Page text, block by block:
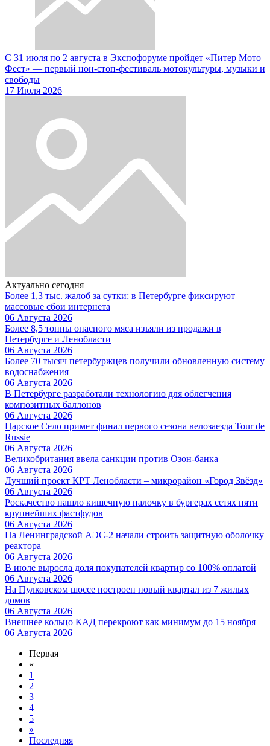
С 31 июля по 2 августа в Экспофоруме пройдет «Питер Мото
Фест» — первый нон-стоп-фестиваль мотокультуры, музыки и
свободы
17 Июля 2026
Актуально сегодня
Более 1,3 тыс. жалоб за сутки: в Петербурге фиксируют
массовые сбои интернета
06 Августа 2026
Более 8,5 тонны опасного мяса изъяли из продажи в
Петербурге и Ленобласти
06 Августа 2026
Более 70 тысяч петербуржцев получили обновленную систему
водоснабжения
06 Августа 2026
В Петербурге разработали технологию для облегчения
композитных баллонов
06 Августа 2026
Царское Село примет финал первого сезона велозаезда Tour de
Russie
06 Августа 2026
Великобритания ввела санкции против Озон-банка
06 Августа 2026
Лучший проект КРТ Ленобласти – микрорайон «Город Звёзд»
06 Августа 2026
Роскачество нашло кишечную палочку в бургерах сетях пяти
крупнейших фастфудов
06 Августа 2026
На Ленинградской АЭС-2 начали строить защитную оболочку
реактора
06 Августа 2026
В июле выросла доля покупателей квартир со 100% оплатой
06 Августа 2026
На Пулковском шоссе построен новый квартал из 7 жилых
домов
06 Августа 2026
Внешнее кольцо КАД перекроют как минимум до 15 ноября
06 Августа 2026
Первая
«
1
2
3
4
5
»
Последняя